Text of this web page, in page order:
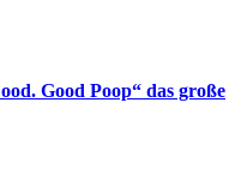
Good Poop“ das große